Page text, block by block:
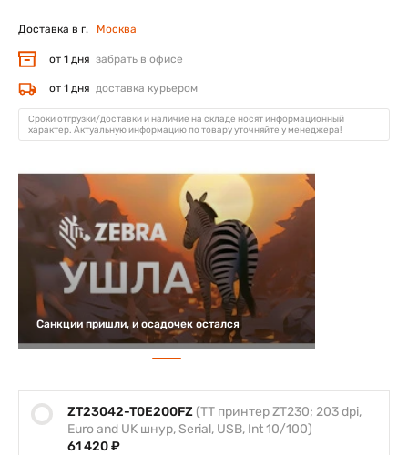
ZT23042-T0E200FZ (TT принтер ZT230; 203 dpi,
Euro and UK шнур, Serial, USB, Int 10/100)
61 420 ₽
Доставка в г. Москва
от 1 дня забрать в офисе
от 1 дня доставка курьером
Сроки отгрузки/доставки и наличие на складе носят информационный
характер. Актуальную информацию по товару уточняйте у менеджера!
Санкции пришли, и осадочек остался